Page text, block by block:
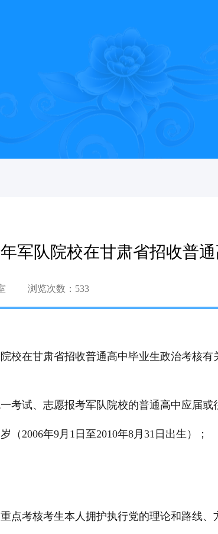
军队院校在甘肃省招收普
浏览次数： 533
校在甘肃省招收普通高中毕业生政治考核有
考试、志愿报考军队院校的普通高中应届或
（2006年9月1日至2010年8月31日出生）；
点考核考生本人拥护执行党的理论和路线